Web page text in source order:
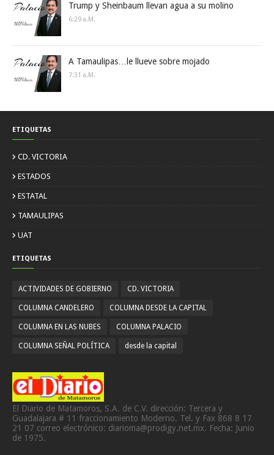
Trump y Sheinbaum llevan agua a su molino
6:29 A.m.
A Tamaulipas…le llueve sobre mojado
7:31 A.m.
ETIQUETAS
CD. VICTORIA
ESTADOS
ESTATAL
TAMAULIPAS
UAT
ETIQUETAS
ACTIVIDADES DE GOBIERNO CD. VICTORIA
COLUMNA CANDELERO COLUMNA DESDE LA CAPITAL
COLUMNA EN LAS NUBES COLUMNA PALACIO
COLUMNA SEÑAL POLÍTICA desde la capital
El Diario de Matamoros, S.A. de C.V. dirección: Tercera y
Guadalajara # 11 fraccionamiento Moderno. Tel. y Fax 868 8 17
21 07 correo electrónico: diarioma@prodigy.net.mx. Fecha: Junio
de 1975.